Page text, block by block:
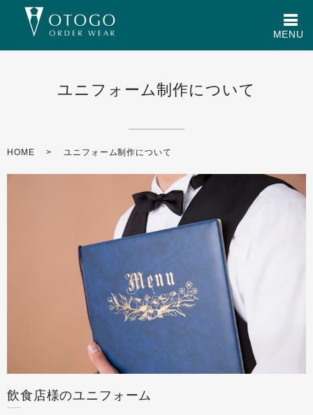
メ
MENU
ユニフォーム制作について
HOME ユニフォーム制作について
飲食店様のユニフォーム